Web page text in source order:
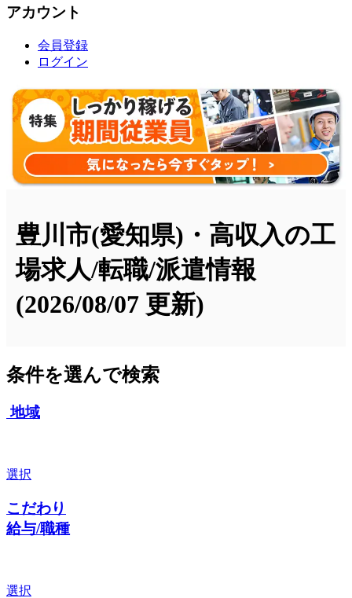
アカウント
会員登録
ログイン
豊川市(愛知県)・高収入の工
場求人/転職/派遣情報
(2026/08/07 更新)
条件を選んで検索
地域
選択
こだわり
給与/職種
選択